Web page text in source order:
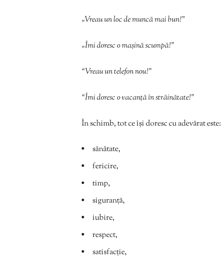
„Vreau un loc de muncă mai bun!”
„Îmi doresc o mașină scumpă!”
“Vreau un telefon nou!”
“Îmi doresc o vacanță în străinătate!”
În schimb, tot ce își doresc cu adevărat este:
sănătate,
fericire,
timp,
siguranță,
iubire,
respect,
satisfacție,